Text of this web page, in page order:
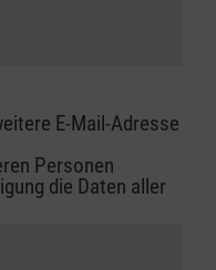
E-Mail-Adresse
Personen
die Daten aller